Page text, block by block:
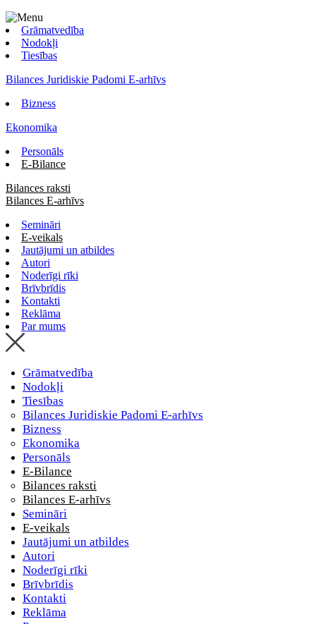
Grāmatvedība
Nodokļi
Tiesības
Bilances Juridiskie Padomi E-arhīvs
Bizness
Ekonomika
Personāls
E-Bilance
Bilances raksti
Bilances E-arhīvs
Semināri
E-veikals
Jautājumi un atbildes
Autori
Noderīgi rīki
Brīvbrīdis
Kontakti
Reklāma
Par mums
Grāmatvedība
Nodokļi
Tiesības
Bilances Juridiskie Padomi E-arhīvs
Bizness
Ekonomika
Personāls
E-Bilance
Bilances raksti
Bilances E-arhīvs
Semināri
E-veikals
Jautājumi un atbildes
Autori
Noderīgi rīki
Brīvbrīdis
Kontakti
Reklāma